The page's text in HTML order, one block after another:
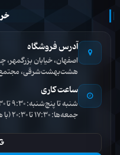
آدرس فروشگاه
اصفهان، خیابان بزرگمهر،
هشت‌بهشت‌شرقی، مجتمع
ساعت کاری
شنبه تا پنج‌شنبه: 9:30 تا 13:30 | 17:00 تا 21:30
جمعه‌ها: 17:30 تا 20:30 (با هماهنگی)